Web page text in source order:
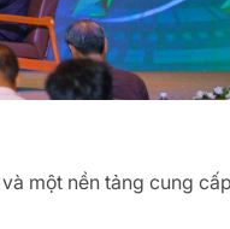
một nền tảng cung